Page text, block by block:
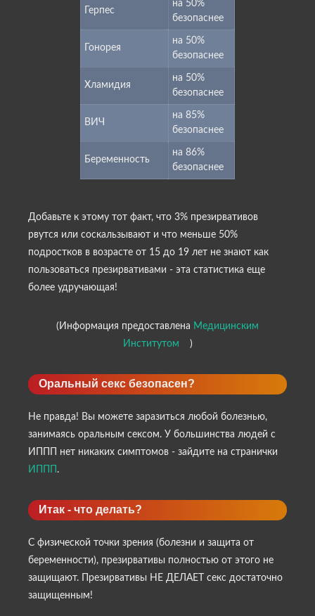
Герпес
на 50%
безопаснее
Гонорея
на 50%
безопаснее
Хламидия
на 50%
безопаснее
ВИЧ
на 85%
безопаснее
Беременность
на 86%
безопаснее
Добавьте к этому тот факт, что 3% презирвативов
рвутся или соскальзывают и что меньше 50%
подростков в возрасте от 15 до 19 лет не знают как
пользоваться презирвативами - эта статистика еще
более удручающая!
(Информация предоставлена Медицинским
Институтом
)
Оральный секс безопасен?
Не правда! Вы можете заразиться любой болезнью,
занимаясь оральным сексом. У большинства людей с
ИППП нет никаких симптомов - зайдите на странички
ИППП .
Итак - что делать?
С физической точки зрения (болезни и защита от
беременности), презирвативы полностью от этого не
защищают. Презирвативы НЕ ДЕЛАЕТ секс достаточно
защищенным!